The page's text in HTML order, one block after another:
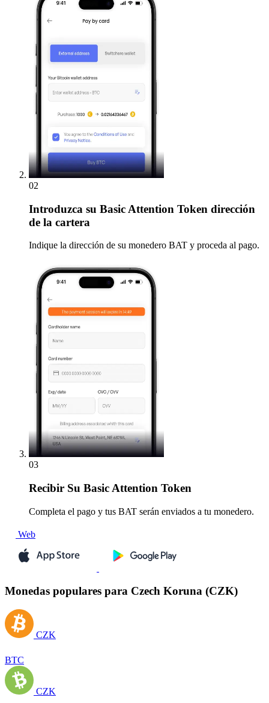
02
Introduzca su Basic Attention Token dirección
de la cartera
Indique la dirección de su monedero BAT y proceda al pago.
03
Recibir Su Basic Attention Token
Completa el pago y tus BAT serán enviados a tu monedero.
Web
Monedas populares para Czech Koruna (CZK)
CZK
BTC
CZK